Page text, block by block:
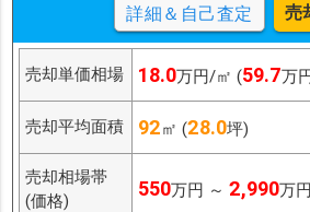
詳細＆自己査定 売
売却単価相場 18.0万円/㎡ (59.7万
売却平均面積 92㎡ (28.0坪)
売却相場帯
(価格)
550万円 ～ 2,990万円